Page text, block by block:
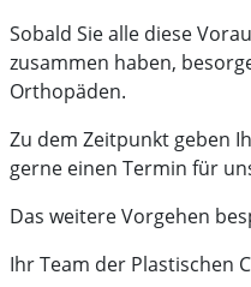
Sobald Sie alle diese
zusammen haben,
Orthopäden.
Zu dem Zeitpunkt geben
gerne einen Termin für
Das weitere Vorgehen
Ihr Team der Plastischen